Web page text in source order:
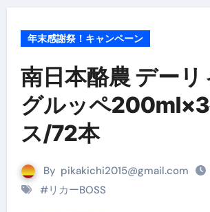
年末感謝祭！キャンペーン
南日本酪農 デーリ
グルッペ
ス/72本
By pikakichi2015@gmail.com
#リカーBOSS